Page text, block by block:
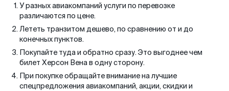
У разных авиакомпаний услуги по перевозке
различаются по цене.
Лететь транзитом дешево, по сравнению от и до
конечных пунктов.
Покупайте туда и обратно сразу. Это выгоднее чем
билет Херсон Вена в одну сторону.
При покупке обращайте внимание на лучшие
спецпредложения авиакомпаний, акции, скидки и